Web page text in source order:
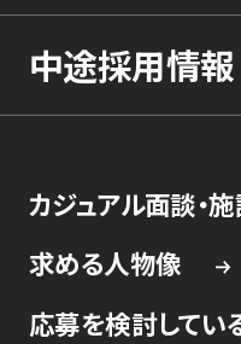
中途採用情報
カジュアル面談・
求める人物像
応募を検討してい